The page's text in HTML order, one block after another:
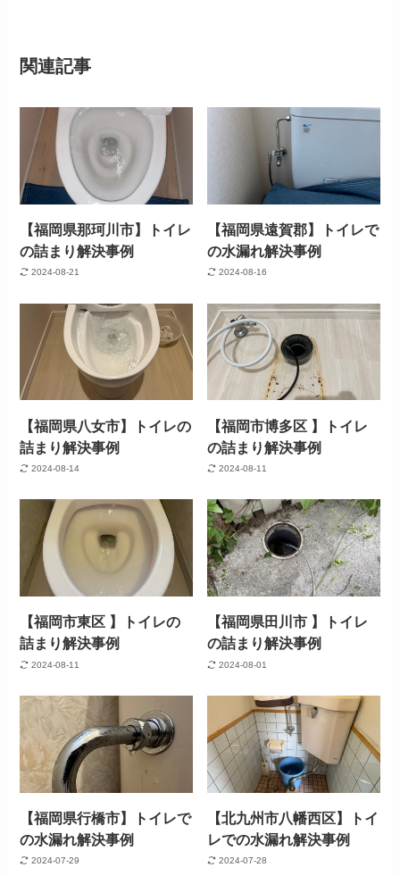
関連記事
【福岡県那珂川市】トイレ
の詰まり解決事例
2024-08-21
【福岡県遠賀郡】トイレで
の水漏れ解決事例
2024-08-16
【福岡県八女市】トイレの
詰まり解決事例
2024-08-14
【福岡市博多区 】トイレ
の詰まり解決事例
2024-08-11
【福岡市東区 】トイレの
詰まり解決事例
2024-08-11
【福岡県田川市 】トイレ
の詰まり解決事例
2024-08-01
【福岡県行橋市】トイレで
の水漏れ解決事例
2024-07-29
【北九州市八幡西区】トイ
レでの水漏れ解決事例
2024-07-28